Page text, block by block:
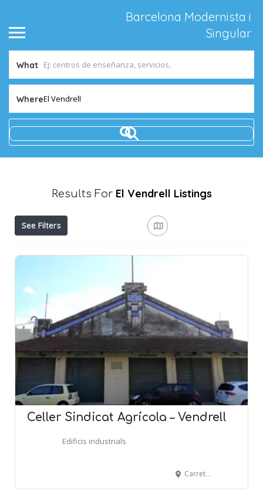
Barcelona Modernista i
Singular
What
WhereEl Vendrell
Results For El Vendrell Listings
See Filters
Celler Sindicat Agrícola – Vendrell
Edificis industrials
Carretera de Valls, 15 - EL VENDRELL